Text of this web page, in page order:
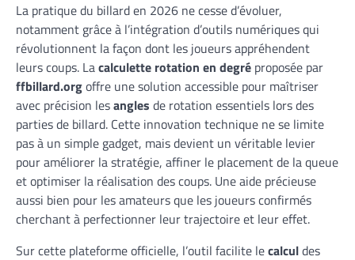
La pratique du billard en 2026 ne cesse d’évoluer,
notamment grâce à l’intégration d’outils numériques qui
révolutionnent la façon dont les joueurs appréhendent
leurs coups. Lacalculette rotation en degré proposée par
ffbillard.orgoffre une solution accessible pour maîtriser
avec précision lesangles de rotation essentiels lors des
parties de billard. Cette innovation technique ne se limite
pas à un simple gadget, mais devient un véritable levier
pour améliorer la stratégie, affiner le placement de la queue
et optimiser la réalisation des coups. Une aide précieuse
aussi bien pour les amateurs que les joueurs confirmés
cherchant à perfectionner leur trajectoire et leur effet.
Sur cette plateforme officielle, l’outil facilite lecalculdes